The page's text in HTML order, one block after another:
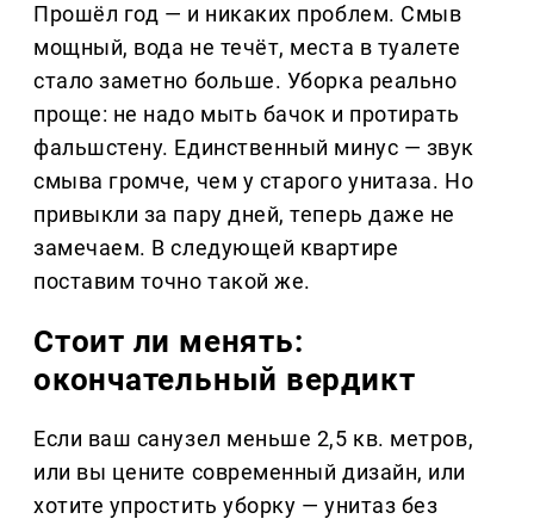
Прошёл год — и никаких проблем. Смыв
мощный, вода не течёт, места в туалете
стало заметно больше. Уборка реально
проще: не надо мыть бачок и протирать
фальшстену. Единственный минус — звук
смыва громче, чем у старого унитаза. Но
привыкли за пару дней, теперь даже не
замечаем. В следующей квартире
поставим точно такой же.
Стоит ли менять:
окончательный вердикт
Если ваш санузел меньше 2,5 кв. метров,
или вы цените современный дизайн, или
хотите упростить уборку — унитаз без